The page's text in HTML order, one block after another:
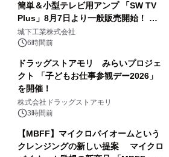
簡単＆小型テレビ用アンプ 「SW TV
Plus」8月7日より一般販売開始！ ケ
ーブル1本つなぐだけ、テレビの音が
ぐっと豊かに
城下工業株式会社
6時間前
ドラッグストアモリ みらいプロジェ
クト 「子どもお仕事参観デー2026」
を開催！
株式会社ドラッグストアモリ
3時間前
【MBFF】マイクロバイオームという
クレンジングの新しい提案 マイクロ